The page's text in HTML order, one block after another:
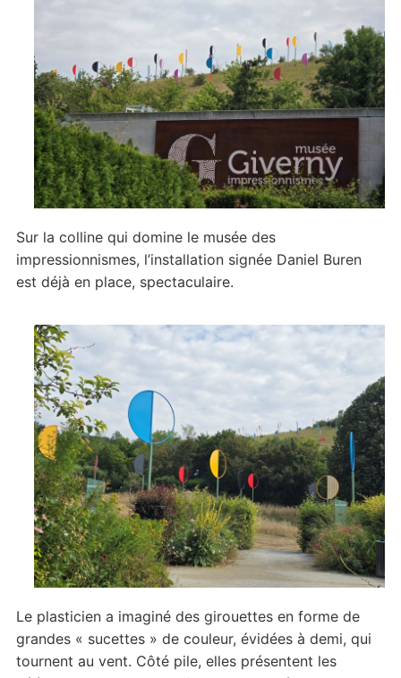
Sur la colline qui domine le musée des
impressionnismes, l’installation signée Daniel Buren
est déjà en place, spectaculaire.
Le plasticien a imaginé des girouettes en forme de
grandes « sucettes » de couleur, évidées à demi, qui
tournent au vent. Côté pile, elles présentent les